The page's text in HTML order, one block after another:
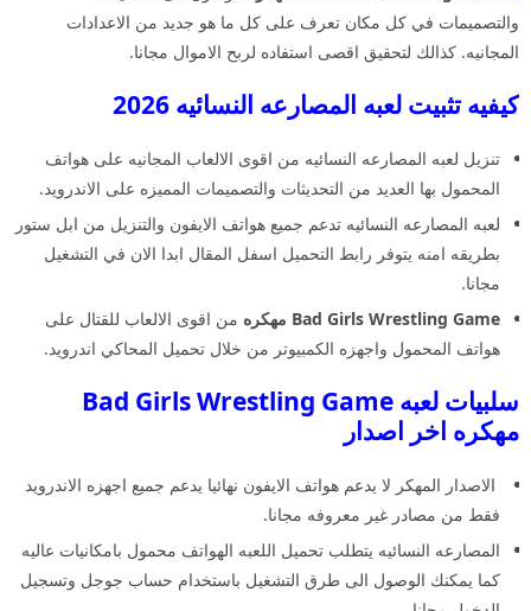
والتصميمات في كل مكان تعرف على كل ما هو جديد من الاعدادات
المجانيه. كذالك لتحقيق اقصى استفاده لربح الاموال مجانا.
كيفيه تثبيت لعبه المصارعه النسائيه 2026
تنزيل لعبه المصارعه النسائيه من اقوى الالعاب المجانيه على هواتف
المحمول بها العديد من التحديثات والتصميمات المميزه على الاندرويد.
لعبه المصارعه النسائيه تدعم جميع هواتف الايفون والتنزيل من ابل ستور
بطريقه امنه يتوفر رابط التحميل اسفل المقال ابدا الان في التشغيل
مجانا.
Bad Girls Wrestling Game مهكره
من اقوى الالعاب للقتال على
هواتف المحمول واجهزه الكمبيوتر من خلال تحميل المحاكي اندرويد.
سلبيات لعبه Bad Girls Wrestling Game
مهكره اخر اصدار
الاصدار المهكر لا يدعم هواتف الايفون نهائيا يدعم جميع اجهزه الاندرويد
فقط من مصادر غير معروفه مجانا.
المصارعه النسائيه يتطلب تحميل اللعبه الهواتف محمول بامكانيات عاليه
كما يمكنك الوصول الى طرق التشغيل باستخدام حساب جوجل وتسجيل